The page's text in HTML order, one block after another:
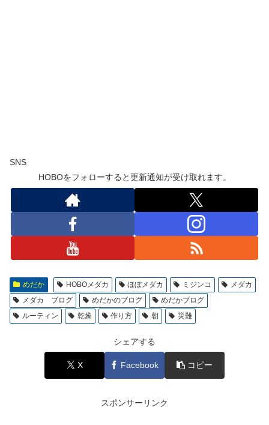
SNS
HOBOをフォローすると更新通知が受け取れます。
めだか HOBOメダカ ほぼメダカ ミジンコ
メダカ
メダカ ブログ
めだかのブログ
めだかブログ
ルーティン
乾燥 作り方 朝 災難
シェアする
X Facebook コピー
スポンサーリンク